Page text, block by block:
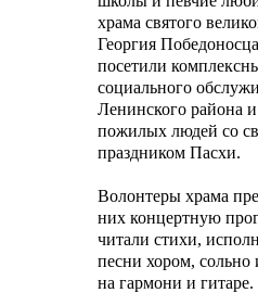
храма святого
Георгия
посетили
социального
Ленинского района
пожилых людей со
праздником Пасхи.
Волонтеры храма
них концертную
читали стихи,
песни хором, сольно
на гармони и